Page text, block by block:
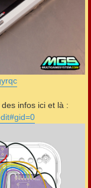
infos ici et là :